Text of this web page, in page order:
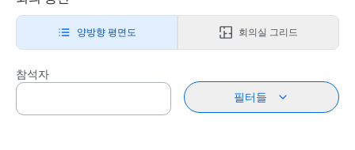
양방향 평면도 회의실 그리드
참석자
필터들